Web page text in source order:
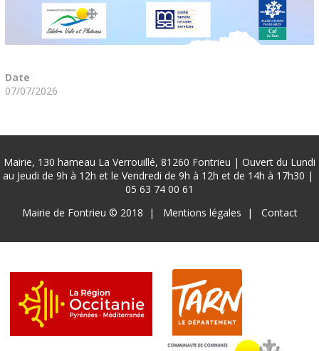
Date
07/07/2026
Mairie, 130 hameau La Verrouillé, 81260 Fontrieu | Ouvert du Lundi
au Jeudi de 9h à 12h et le Vendredi de 9h à 12h et de 14h à 17h30 |
05 63 74 00 61
page
Mairie de Fontrieu © 2018 Mentions légales Contact